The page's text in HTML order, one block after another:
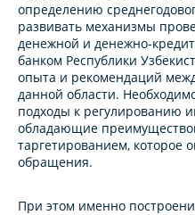
определению
развивать механизмы
денежной и денежно-
банком Республики
опыта и рекомендаций
данной области.
подходы к регулированию
обладающие
таргетированием, которое
обращения.
При этом именно